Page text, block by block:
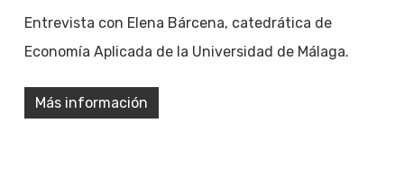
Entrevista con Elena Bárcena, catedrática de
Economía Aplicada de la Universidad de Málaga.
Más información